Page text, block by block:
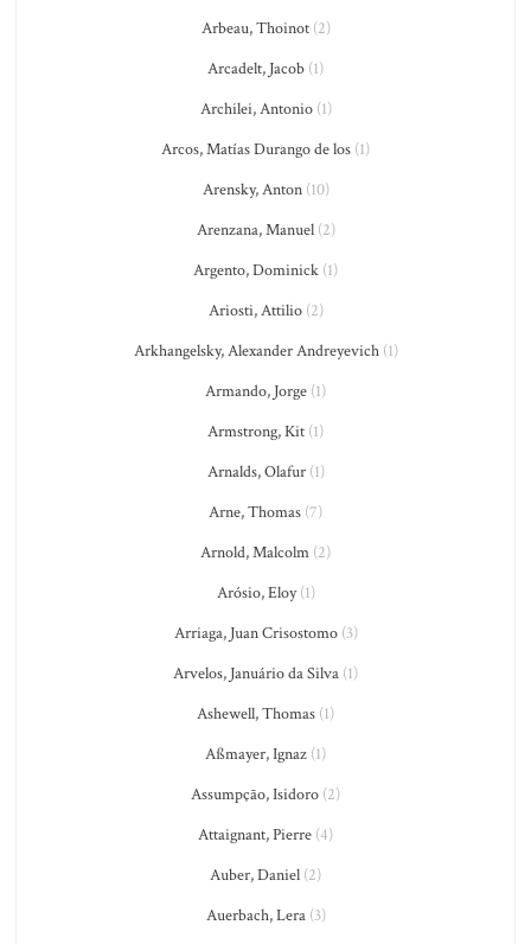
Arbeau, Thoinot(2)
Arcadelt, Jacob (1)
Archilei, Antonio(1)
Arcos, Matías Durango de los (1)
Arensky, Anton(10)
Arenzana, Manuel(2)
Argento, Dominick (1)
Ariosti, Attilio(2)
Arkhangelsky, Alexander Andreyevich(1)
Armando, Jorge (1)
Armstrong, Kit (1)
Arnalds, Olafur(1)
Arne, Thomas (7)
Arnold, Malcolm (2)
Arósio, Eloy(1)
Arriaga, Juan Crisostomo(3)
Arvelos, Januário da Silva (1)
Ashewell, Thomas (1)
Aßmayer, Ignaz (1)
Assumpção, Isidoro (2)
Attaignant, Pierre (4)
Auber, Daniel (2)
Auerbach, Lera(3)